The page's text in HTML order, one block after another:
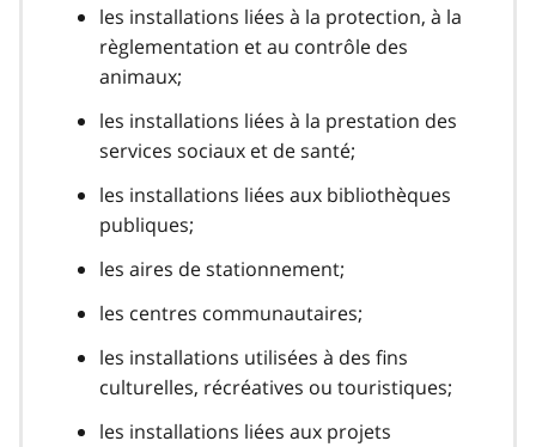
les installations liées à la protection, à la
règlementation et au contrôle des
animaux;
les installations liées à la prestation des
services sociaux et de santé;
les installations liées aux bibliothèques
publiques;
les aires de stationnement;
les centres communautaires;
les installations utilisées à des fins
culturelles, récréatives ou touristiques;
les installations liées aux projets